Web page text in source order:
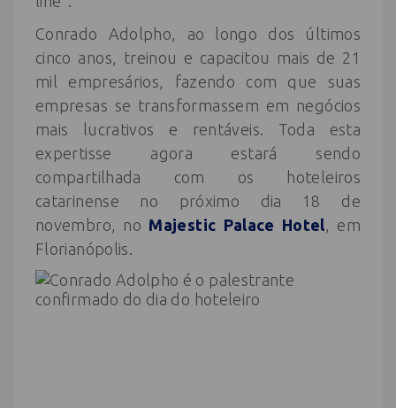
Conrado Adolpho, ao longo dos últimos
cinco anos, treinou e capacitou mais de 21
mil empresários, fazendo com que suas
empresas se transformassem em negócios
mais lucrativos e rentáveis. Toda esta
expertisse agora estará sendo
compartilhada com os hoteleiros
catarinense no próximo dia 18 de
novembro, no Majestic Palace Hotel, em
Florianópolis.